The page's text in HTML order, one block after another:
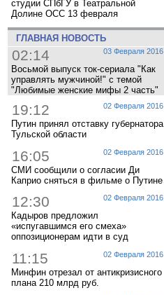
студии СПбГУ в Театральной
Долине ОСС 13 февраля
ГЛАВНАЯ НОВОСТЬ
03 Февраля 2016
02:14
Восьмой выпуск ток-сериала "Как
управлять мужчиной!" с темой
"Любимые женские мифы 2 часть"
02 Февраля 2016
19:12
Путин принял отставку губернатора
Тульской области
02 Февраля 2016
16:05
СМИ сообщили о согласии Ди
Каприо сняться в фильме о Путине
02 Февраля 2016
12:30
Кадыров предложил
«испугавшимся его смеха»
оппозиционерам идти в суд
02 Февраля 2016
11:15
Минфин отрезал от антикризисного
плана 210 млрд руб.